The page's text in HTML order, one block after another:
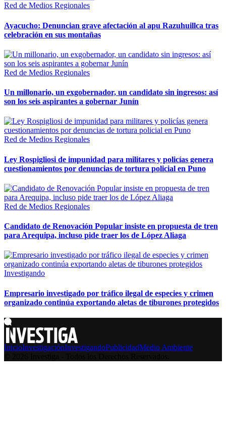
Red de Medios Regionales
Ayacucho: Denuncian grave afectación al apu Razuhuillca tras
celebración en sus montañas
Red de Medios Regionales
Un millonario, un exgobernador, un candidato sin ingresos: así
son los seis aspirantes a gobernar Junín
Red de Medios Regionales
Ley Rospigliosi de impunidad para militares y policías genera
cuestionamientos por denuncias de tortura policial en Puno
Red de Medios Regionales
Candidato de Renovación Popular insiste en propuesta de tren
para Arequipa, incluso pide traer los de López Aliaga
Investigando
Empresario investigado por tráfico ilegal de especies y crimen
organizado continúa exportando aletas de tiburones protegidos
InicioInvestigaciónInvestigandoPublicidadMedio Ambiente